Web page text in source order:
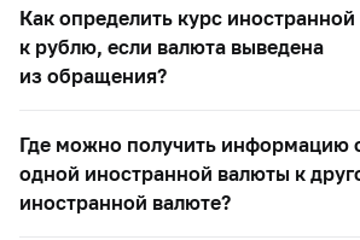
Как определить курс
к рублю, если валюта выведена
из обращения?
Где можно получить информацию
одной иностранной валюты к
иностранной валюте?